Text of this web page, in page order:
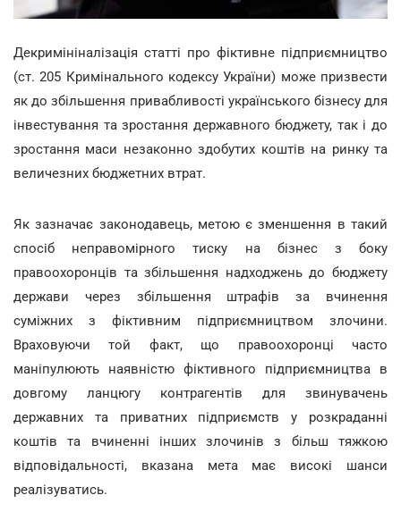
Декримініналізація статті про фіктивне підприємництво
(ст. 205 Кримінального кодексу України) може призвести
як до збільшення привабливості українського бізнесу для
інвестування та зростання державного бюджету, так і до
зростання маси незаконно здобутих коштів на ринку та
величезних бюджетних втрат.
Як зазначає законодавець, метою є зменшення в такий
спосіб неправомірного тиску на бізнес з боку
правоохоронців та збільшення надходжень до бюджету
держави через збільшення штрафів за вчинення
суміжних з фіктивним підприємництвом злочини.
Враховуючи той факт, що правоохоронці часто
маніпулюють наявністю фіктивного підприємництва в
довгому ланцюгу контрагентів для звинувачень
державних та приватних підприємств у розкраданні
коштів та вчиненні інших злочинів з більш тяжкою
відповідальності, вказана мета має високі шанси
реалізуватись.